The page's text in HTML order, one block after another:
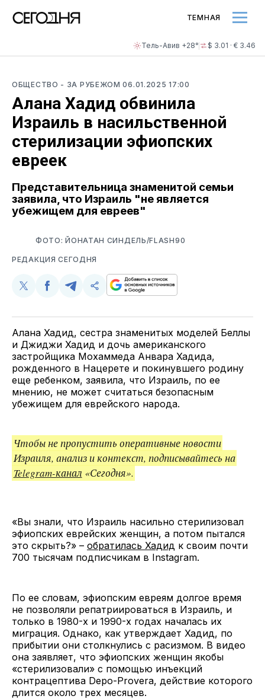
Тель-Авив +28° $ 3.01 · € 3.46
ТЕМНАЯ
ОБЩЕСТВО - ЗА РУБЕЖОМ06.01.2025 17:00
Алана Хадид обвинила
Израиль в насильственной
стерилизации эфиопских
евреек
Представительница знаменитой семьи
заявила, что Израиль "не является
убежищем для евреев"
ФОТО: ЙОНАТАН СИНДЕЛЬ/FLASH90
РЕДАКЦИЯ СЕГОДНЯ
Поделиться
Twitter
Поделиться
Facebook
Поделиться
Telegram
Скопируйте
поделитесь
Алана Хадид, сестра знаменитых моделей Беллы
и Джиджи Хадид и дочь американского
застройщика Мохаммеда Анвара Хадида,
рожденного в Нацерете и покинувшего родину
еще ребенком, заявила, что Израиль, по ее
мнению, не может считаться безопасным
убежищем для еврейского народа.
Чтобы не пропустить оперативные новости
Израиля, анализ и контекст, подписывайтесь на
Telegram-канал «Сегодня».
«Вы знали, что Израиль насильно стерилизовал
эфиопских еврейских женщин, а потом пытался
это скрыть?» – обратилась Хадид к своим почти
700 тысячам подписчикам в Instagram.
По ее словам, эфиопским евреям долгое время
не позволяли репатриироваться в Израиль, и
только в 1980-х и 1990-х годах началась их
миграция. Однако, как утверждает Хадид, по
прибытии они столкнулись с расизмом. В видео
она заявляет, что эфиопских женщин якобы
«стерилизовали» с помощью инъекций
контрацептива Depo-Provera, действие которого
длится около трех месяцев.